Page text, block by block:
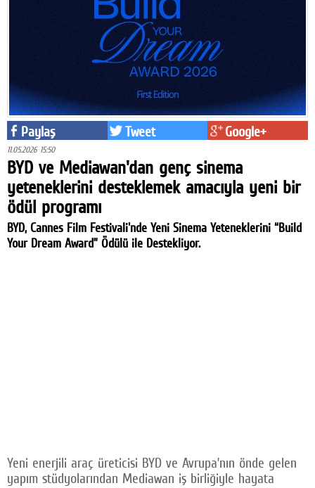
Paylaş Tweet Google+
11.05.2026 15:50
BYD ve Mediawan'dan genç sinema
yeteneklerini desteklemek amacıyla yeni bir
ödül programı
BYD, Cannes Film Festivali'nde Yeni Sinema Yeteneklerini “Build
Your Dream Award” Ödülü ile Destekliyor.
Yeni enerjili araç üreticisi BYD ve Avrupa’nın önde gelen
yapım stüdyolarından Mediawan iş birliğiyle hayata